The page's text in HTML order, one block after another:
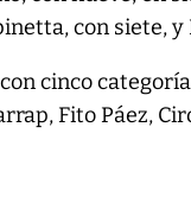
con siete, y
cinco
Fito Páez,